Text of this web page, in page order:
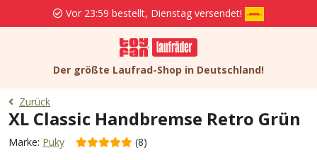
Vor 23:59 bestellt, Dienstag versendet!
Der größte Laufrad-Shop in Deutschland!
Zurück
XL Classic Handbremse Retro Grün
Marke: Puky (8)